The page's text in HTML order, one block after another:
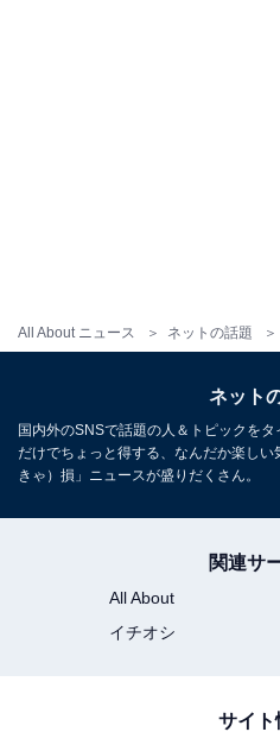
All About ニュース ネットの話題
ネット
国内外のSNSで話題の人＆トピックを
だけでちょっと得する、なんだか楽し
きゃ）損」ニュースが盛りだくさん。
関連サ
All About
イチオシ
サイト